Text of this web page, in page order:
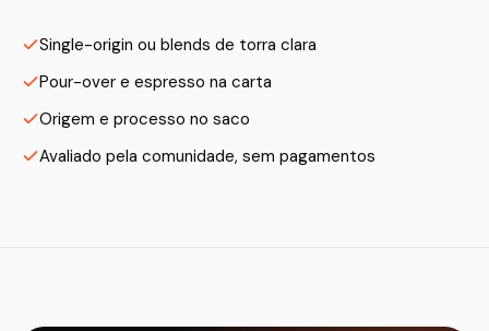
Single-origin ou blends de torra clara
Pour-over e espresso na carta
Origem e processo no saco
Avaliado pela comunidade, sem pagamentos